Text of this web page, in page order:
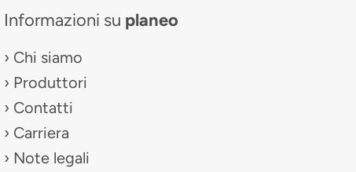
Informazioni su planeo
Chi siamo
Produttori
Contatti
Carriera
Note legali